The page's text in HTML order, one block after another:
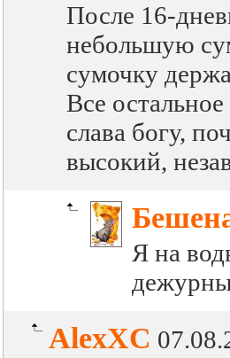
После 16-
небольшую
сумочку
Все
слава богу,
высокий,
Я на
AlexXC